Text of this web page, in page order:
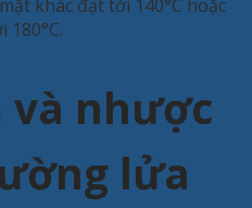
khác đạt tới 140°C hoặc
và nhược
lửa